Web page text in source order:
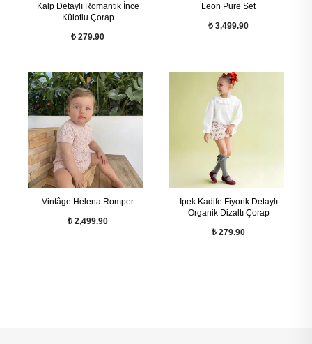
Kalp Detaylı Romantik İnce
Külotlu Çorap
₺ 279.90
Leon Pure Set
₺ 3,499.90
Vintâge Helena Romper
₺ 2,499.90
İpek Kadife Fiyonk Detaylı
Organik Dizaltı Çorap
₺ 279.90